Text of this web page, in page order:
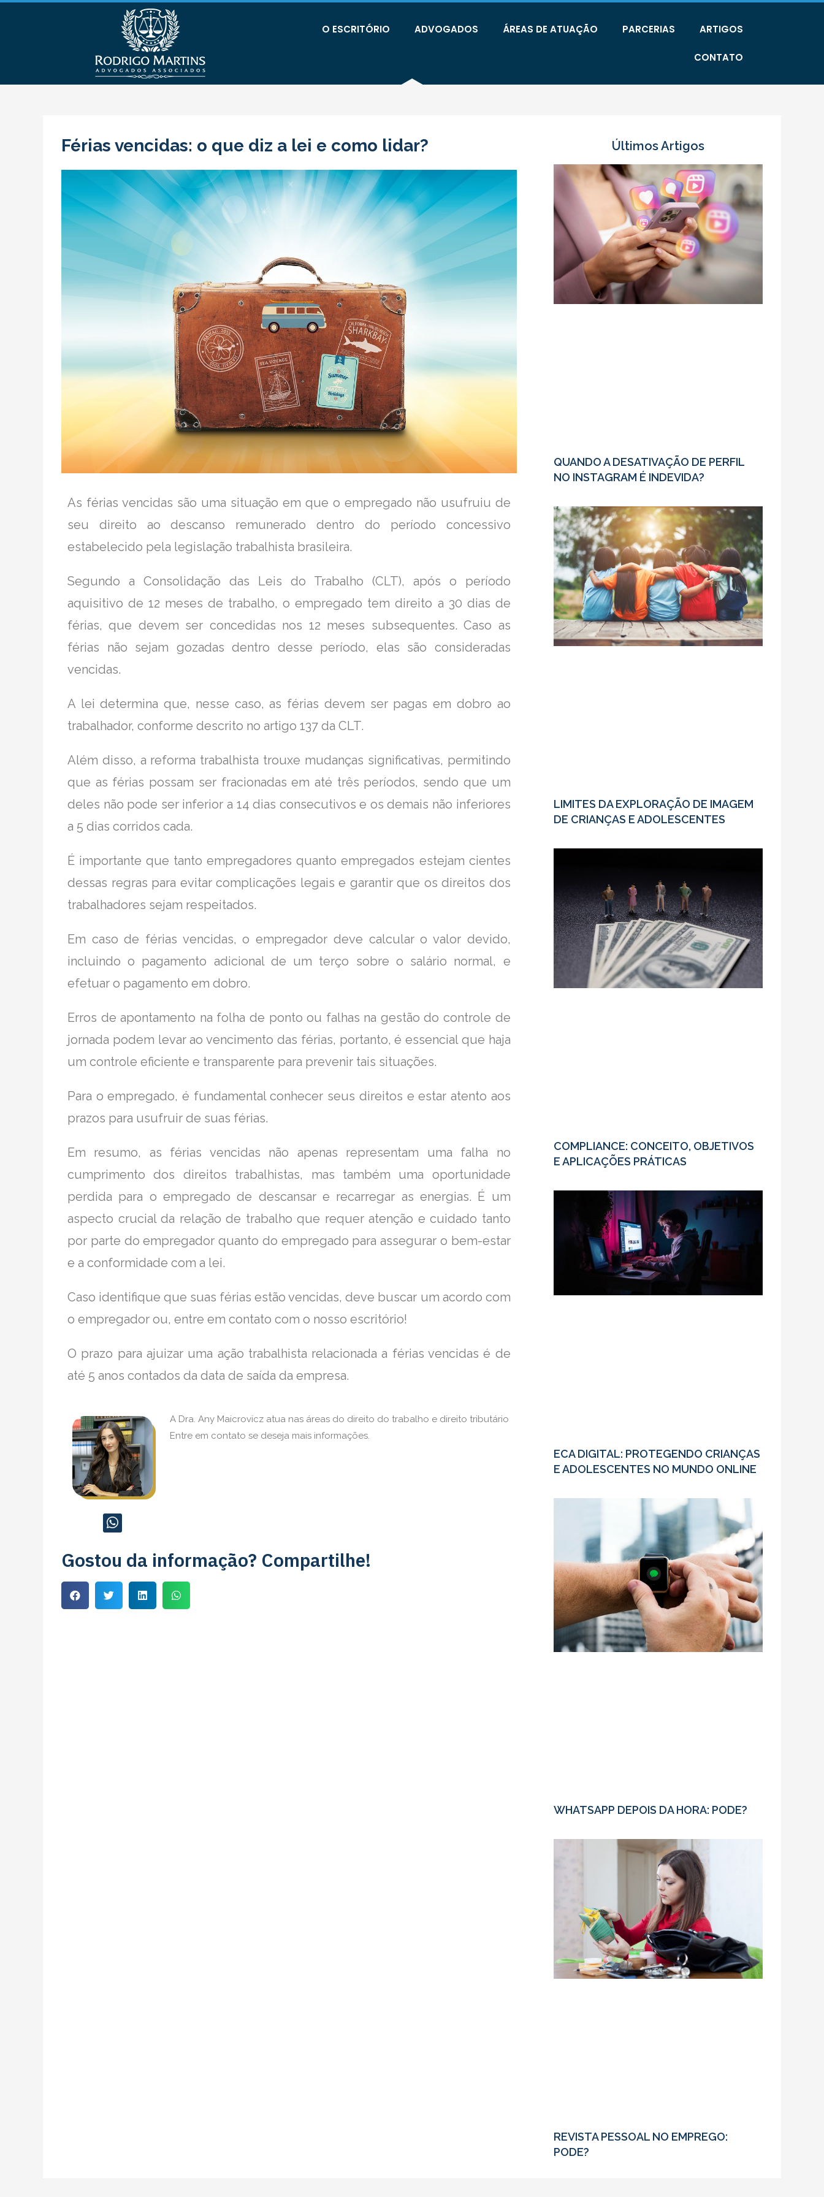
O ESCRITÓRIO ADVOGADOS ÁREAS DE ATUAÇÃO PARCERIAS ARTIGOS
CONTATO
Férias vencidas: o que diz a lei e como lidar?
As férias vencidas são uma situação em que o empregado não usufruiu de
seu direito ao descanso remunerado dentro do período concessivo
estabelecido pela legislação trabalhista brasileira.
Segundo a Consolidação das Leis do Trabalho (CLT), após o período
aquisitivo de 12 meses de trabalho, o empregado tem direito a 30 dias de
férias, que devem ser concedidas nos 12 meses subsequentes. Caso as
férias não sejam gozadas dentro desse período, elas são consideradas
vencidas.
A lei determina que, nesse caso, as férias devem ser pagas em dobro ao
trabalhador, conforme descrito no artigo 137 da CLT.
Além disso, a reforma trabalhista trouxe mudanças significativas, permitindo
que as férias possam ser fracionadas em até três períodos, sendo que um
deles não pode ser inferior a 14 dias consecutivos e os demais não inferiores
a 5 dias corridos cada.
É importante que tanto empregadores quanto empregados estejam cientes
dessas regras para evitar complicações legais e garantir que os direitos dos
trabalhadores sejam respeitados.
Em caso de férias vencidas, o empregador deve calcular o valor devido,
incluindo o pagamento adicional de um terço sobre o salário normal, e
efetuar o pagamento em dobro.
Erros de apontamento na folha de ponto ou falhas na gestão do controle de
jornada podem levar ao vencimento das férias, portanto, é essencial que haja
um controle eficiente e transparente para prevenir tais situações.
Para o empregado, é fundamental conhecer seus direitos e estar atento aos
prazos para usufruir de suas férias.
Em resumo, as férias vencidas não apenas representam uma falha no
cumprimento dos direitos trabalhistas, mas também uma oportunidade
perdida para o empregado de descansar e recarregar as energias. É um
aspecto crucial da relação de trabalho que requer atenção e cuidado tanto
por parte do empregador quanto do empregado para assegurar o bem-estar
e a conformidade com a lei.
Caso identifique que suas férias estão vencidas, deve buscar um acordo com
o empregador ou, entre em contato com o nosso escritório!
O prazo para ajuizar uma ação trabalhista relacionada a férias vencidas é de
até 5 anos contados da data de saída da empresa.
A Dra. Any Maicrovicz atua nas áreas do direito do trabalho e direito tributário
Entre em contato se deseja mais informações.
Gostou da informação? Compartilhe!
Últimos Artigos
QUANDO A DESATIVAÇÃO DE PERFIL
NO INSTAGRAM É INDEVIDA?
LIMITES DA EXPLORAÇÃO DE IMAGEM
DE CRIANÇAS E ADOLESCENTES
COMPLIANCE: CONCEITO, OBJETIVOS
E APLICAÇÕES PRÁTICAS
ECA DIGITAL: PROTEGENDO CRIANÇAS
E ADOLESCENTES NO MUNDO ONLINE
WHATSAPP DEPOIS DA HORA: PODE?
REVISTA PESSOAL NO EMPREGO:
PODE?